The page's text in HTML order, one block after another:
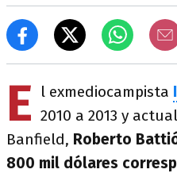
E l exmediocampista
2010 a 2013 y
Banfield, Roberto
800 mil dólares